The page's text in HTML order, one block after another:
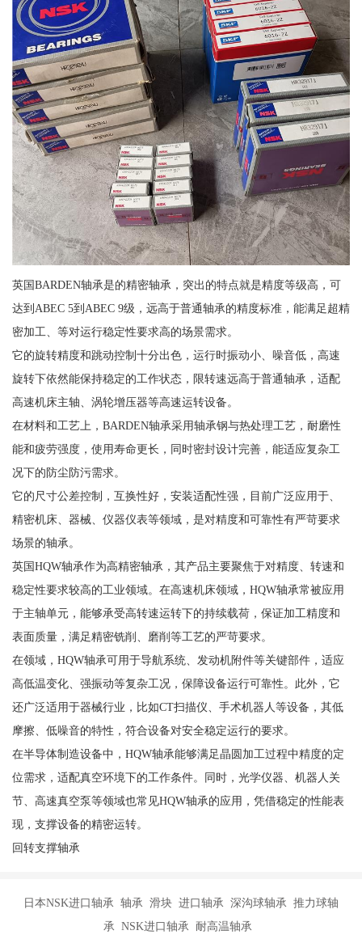
英国BARDEN轴承是的精密轴承，突出的特点就是精度等级高，可
达到ABEC 5到ABEC 9级，远高于普通轴承的精度标准，能满足超精
密加工、等对运行稳定性要求高的场景需求。
它的旋转精度和跳动控制十分出色，运行时振动小、噪音低，高速
旋转下依然能保持稳定的工作状态，限转速远高于普通轴承，适配
高速机床主轴、涡轮增压器等高速运转设备。
在材料和工艺上，BARDEN轴承采用轴承钢与热处理工艺，耐磨性
能和疲劳强度，使用寿命更长，同时密封设计完善，能适应复杂工
况下的防尘防污需求。
它的尺寸公差控制，互换性好，安装适配性强，目前广泛应用于、
精密机床、器械、仪器仪表等领域，是对精度和可靠性有严苛要求
场景的轴承。
英国HQW轴承作为高精密轴承，其产品主要聚焦于对精度、转速和
稳定性要求较高的工业领域。在高速机床领域，HQW轴承常被应用
于主轴单元，能够承受高转速运转下的持续载荷，保证加工精度和
表面质量，满足精密铣削、磨削等工艺的严苛要求。
在领域，HQW轴承可用于导航系统、发动机附件等关键部件，适应
高低温变化、强振动等复杂工况，保障设备运行可靠性。此外，它
还广泛适用于器械行业，比如CT扫描仪、手术机器人等设备，其低
摩擦、低噪音的特性，符合设备对安全稳定运行的要求。
在半导体制造设备中，HQW轴承能够满足晶圆加工过程中精度的定
位需求，适配真空环境下的工作条件。同时，光学仪器、机器人关
节、高速真空泵等领域也常见HQW轴承的应用，凭借稳定的性能表
现，支撑设备的精密运转。
回转支撑轴承
日本NSK进口轴承 轴承 滑块 进口轴承 深沟球轴承 推力球轴
承 NSK进口轴承 耐高温轴承